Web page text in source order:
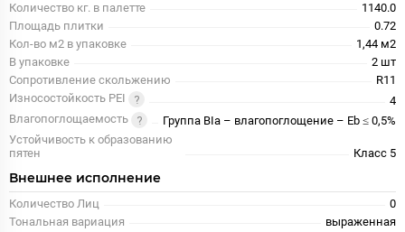
Количество кг. в палетте
1140.0
Площадь плитки
0.72
Кол-во м2 в упаковке
1,44 м2
В упаковке
2 шт
Сопротивление скольжению
R11
Износостойкость PEI
4
Влагопоглощаемость
Группа BIa – влагопоглощение – Eb ≤ 0,5%
Устойчивость к образованию
пятен
Класс 5
Внешнее исполнение
Количество Лиц
0
Тональная вариация
выраженная